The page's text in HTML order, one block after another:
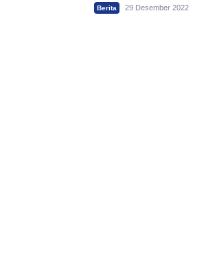
Berita 29 Desember 2022